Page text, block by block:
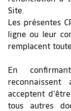
Site.
Les présentes
ligne ou leur
remplacent
En
acceptent
tous autres